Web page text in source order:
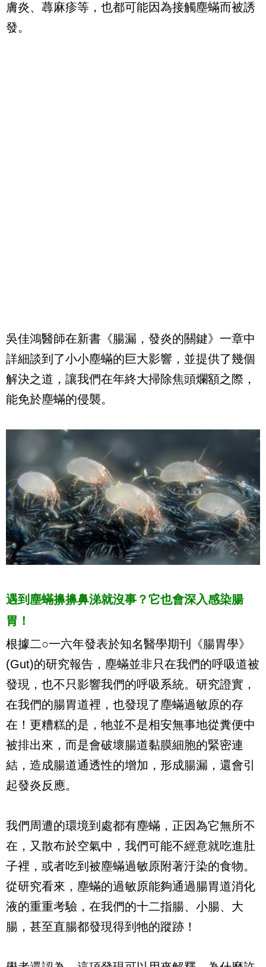
膚炎、蕁麻疹等，也都可能因為接觸塵蟎而被誘
發。
吳佳鴻醫師在新書《腸漏，發炎的關鍵》一章中
詳細談到了小小塵蟎的巨大影響，並提供了幾個
解決之道，讓我們在年終大掃除焦頭爛額之際，
能免於塵蟎的侵襲。
遇到塵蟎擤擤鼻涕就沒事？它也會深入感染腸
胃！
根據二○一六年發表於知名醫學期刊《腸胃學》
(Gut)的研究報告，塵蟎並非只在我們的呼吸道被
發現，也不只影響我們的呼吸系統。研究證實，
在我們的腸胃道裡，也發現了塵蟎過敏原的存
在！更糟糕的是，牠並不是相安無事地從糞便中
被排出來，而是會破壞腸道黏膜細胞的緊密連
結，造成腸道通透性的增加，形成腸漏，還會引
起發炎反應。
我們周遭的環境到處都有塵蟎，正因為它無所不
在，又散布於空氣中，我們可能不經意就吃進肚
子裡，或者吃到被塵蟎過敏原附著汙染的食物。
從研究看來，塵蟎的過敏原能夠通過腸胃道消化
液的重重考驗，在我們的十二指腸、小腸、大
腸，甚至直腸都發現得到牠的蹤跡！